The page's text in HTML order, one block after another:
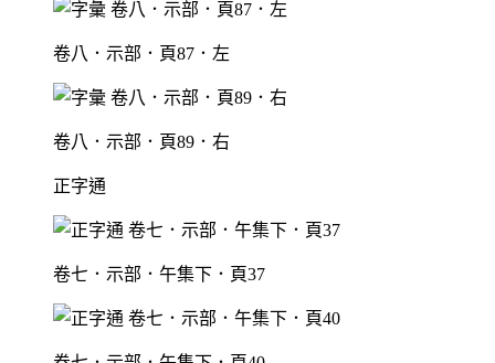
卷八．示部．頁87．左
卷八．示部．頁89．右
正字通
卷七．示部．午集下．頁37